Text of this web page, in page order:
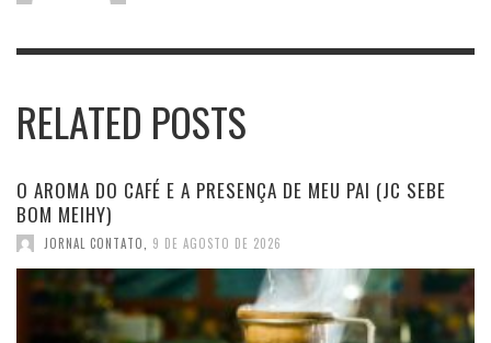
RELATED POSTS
O AROMA DO CAFÉ E A PRESENÇA DE MEU PAI (JC SEBE
BOM MEIHY)
JORNAL CONTATO, 9 DE AGOSTO DE 2026